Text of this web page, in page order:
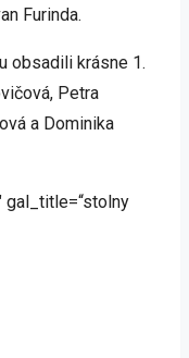
Furinda.
obsadili krásne 1.
Petra
a Dominika
gal_title=“stolny